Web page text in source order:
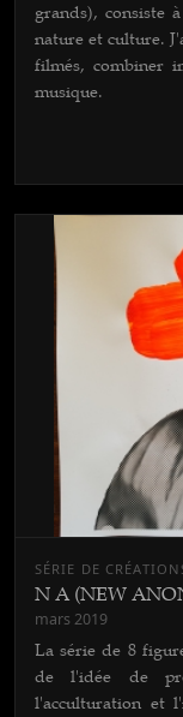
grands), consiste
nature et culture.
filmés, combiner
musique.
SÉRIE DE
N A (NEW
mars 2019
La série de 8
de l'idée de
l'acculturation et